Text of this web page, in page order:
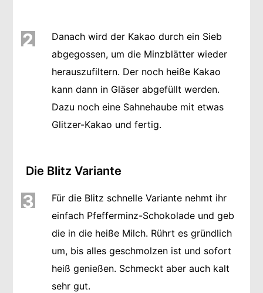
2
Danach wird der Kakao durch ein Sieb
abgegossen, um die Minzblätter wieder
herauszufiltern. Der noch heiße Kakao
kann dann in Gläser abgefüllt werden.
Dazu noch eine Sahnehaube mit etwas
Glitzer-Kakao und fertig.
Die Blitz Variante
3
Für die Blitz schnelle Variante nehmt ihr
einfach Pfefferminz-Schokolade und geb
die in die heiße Milch. Rührt es gründlich
um, bis alles geschmolzen ist und sofort
heiß genießen. Schmeckt aber auch kalt
sehr gut.